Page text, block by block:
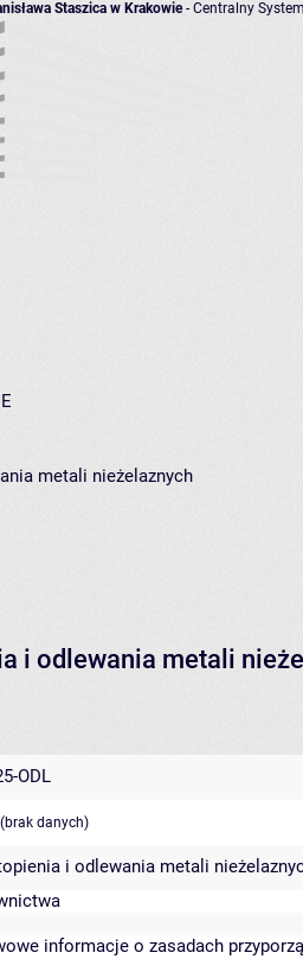
Staszica w Krakowie- Centralny
metali nieżelaznych
i odlewania metali
ODL
(brak danych)
i odlewania metali
informacje o zasadach